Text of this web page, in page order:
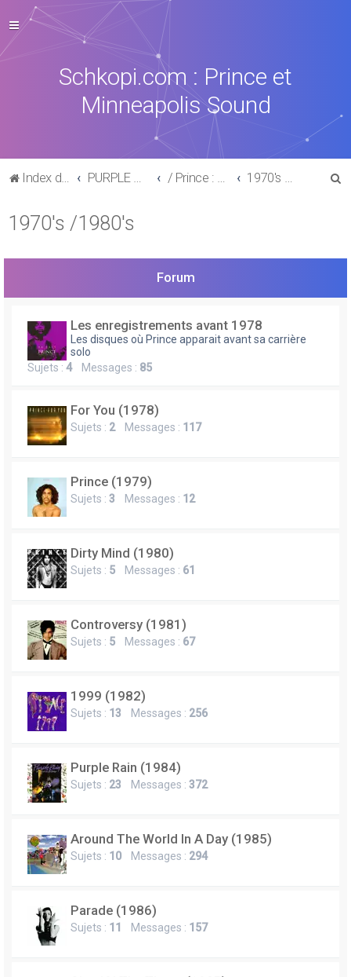
Schkopi.com : Prince et
Minneapolis Sound
Index du forum PURPLE MUSIC / Prince : La discographie officielle 1970's /1980's
1970's /1980's
Forum
Les enregistrements avant 1978
Les disques où Prince apparait avant sa carrière
solo
Sujets : 4Messages : 85
For You (1978)
Sujets : 2Messages : 117
Prince (1979)
Sujets : 3 Messages : 12
Dirty Mind (1980)
Sujets : 5 Messages : 61
Controversy (1981)
Sujets : 5 Messages : 67
1999 (1982)
Sujets : 13 Messages : 256
Purple Rain (1984)
Sujets : 23 Messages : 372
Around The World In A Day (1985)
Sujets : 10 Messages : 294
Parade (1986)
Sujets : 11 Messages : 157